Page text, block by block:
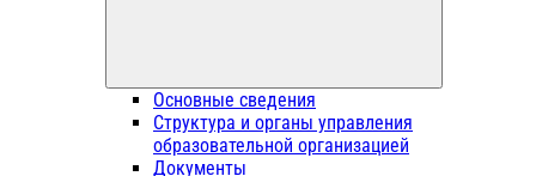
Основные сведения
Структура и органы управления
образовательной организацией
Документы